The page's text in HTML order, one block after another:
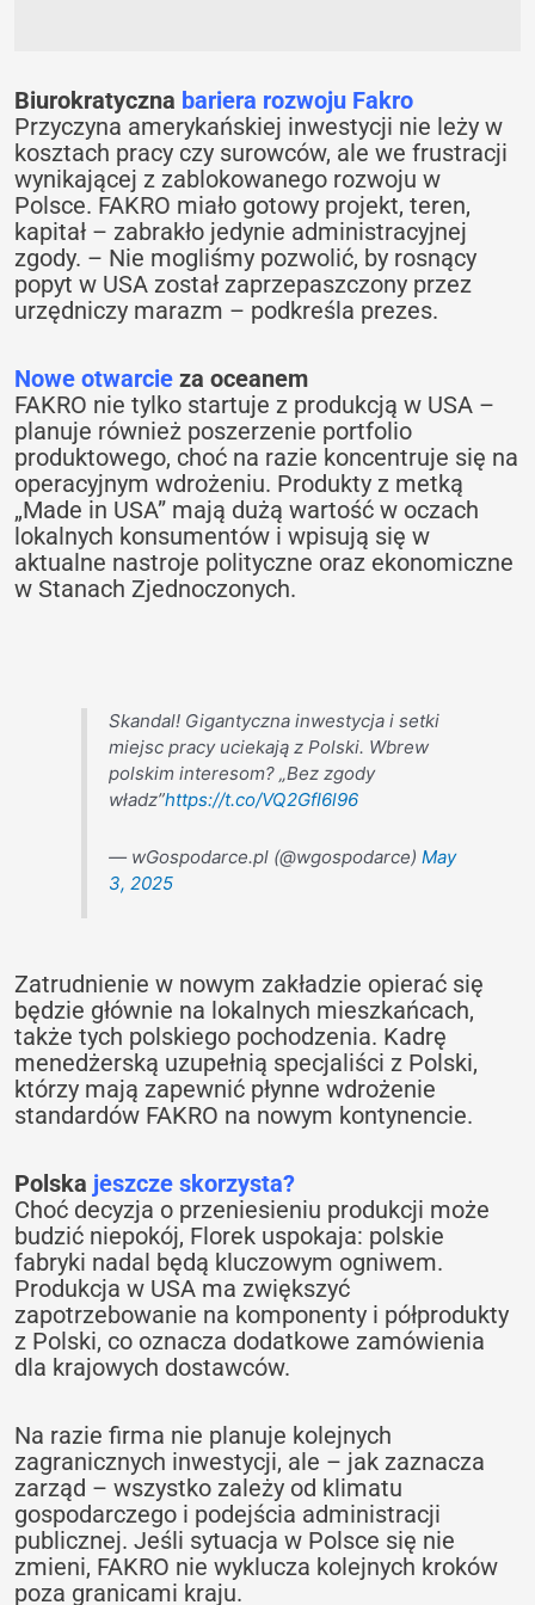
Biurokratyczna bariera rozwoju Fakro
Przyczyna amerykańskiej inwestycji nie leży w
kosztach pracy czy surowców, ale we frustracji
wynikającej z zablokowanego rozwoju w
Polsce. FAKRO miało gotowy projekt, teren,
kapitał – zabrakło jedynie administracyjnej
zgody. – Nie mogliśmy pozwolić, by rosnący
popyt w USA został zaprzepaszczony przez
urzędniczy marazm – podkreśla prezes.
Nowe otwarcie za oceanem
FAKRO nie tylko startuje z produkcją w USA –
planuje również poszerzenie portfolio
produktowego, choć na razie koncentruje się na
operacyjnym wdrożeniu. Produkty z metką
„Made in USA” mają dużą wartość w oczach
lokalnych konsumentów i wpisują się w
aktualne nastroje polityczne oraz ekonomiczne
w Stanach Zjednoczonych.
Skandal! Gigantyczna inwestycja i setki
miejsc pracy uciekają z Polski. Wbrew
polskim interesom? „Bez zgody
władz”https://t.co/VQ2GfI6l96
— wGospodarce.pl (@wgospodarce) May
3, 2025
Zatrudnienie w nowym zakładzie opierać się
będzie głównie na lokalnych mieszkańcach,
także tych polskiego pochodzenia. Kadrę
menedżerską uzupełnią specjaliści z Polski,
którzy mają zapewnić płynne wdrożenie
standardów FAKRO na nowym kontynencie.
Polska jeszcze skorzysta?
Choć decyzja o przeniesieniu produkcji może
budzić niepokój, Florek uspokaja: polskie
fabryki nadal będą kluczowym ogniwem.
Produkcja w USA ma zwiększyć
zapotrzebowanie na komponenty i półprodukty
z Polski, co oznacza dodatkowe zamówienia
dla krajowych dostawców.
Na razie firma nie planuje kolejnych
zagranicznych inwestycji, ale – jak zaznacza
zarząd – wszystko zależy od klimatu
gospodarczego i podejścia administracji
publicznej. Jeśli sytuacja w Polsce się nie
zmieni, FAKRO nie wyklucza kolejnych kroków
poza granicami kraju.